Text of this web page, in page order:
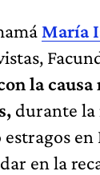
María
la causa
durante la
estragos
en la